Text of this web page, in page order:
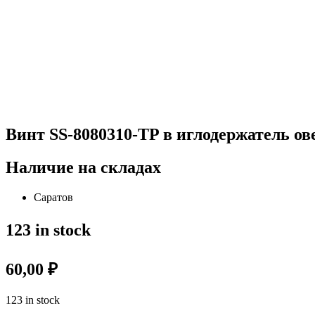
Винт SS-8080310-ТP в иглодержатель
Наличие на складах
Саратов
123 in stock
60,00 ₽
123 in stock